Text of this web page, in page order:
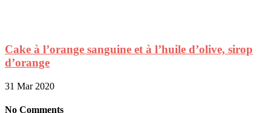
Cake à l’orange sanguine et à l’huile d’olive, sirop
d’orange
31 Mar 2020
No Comments